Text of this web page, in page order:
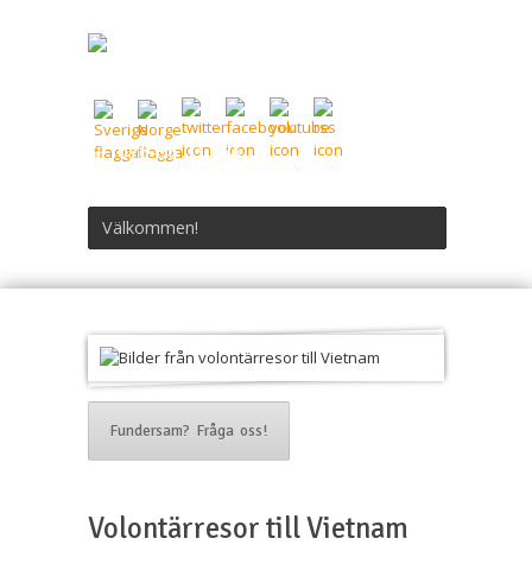
076-56 03 844
Välkommen!
Fundersam? Fråga oss!
Volontärresor till Vietnam